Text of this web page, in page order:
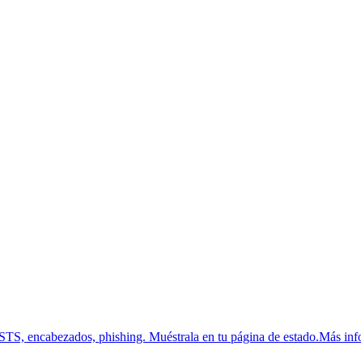
encabezados, phishing. Muéstrala en tu página de estado.Más